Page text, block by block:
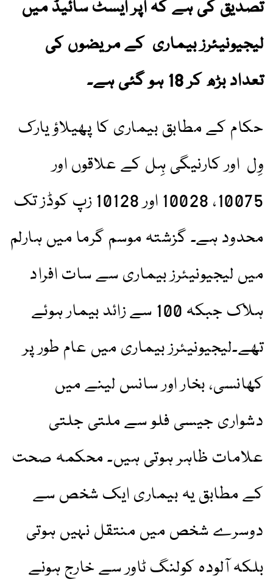
تصدیق کی ہے کہ اپر ایسٹ سائیڈ میں
لیجیونیئرز بیماری کے مریضوں کی
تعداد بڑھ کر 18 ہو گئی ہے۔
حکام کے مطابق بیماری کا پھیلاؤ یارک
وِل اور کارنیگی ہِل کے علاقوں اور
10075، 10028 اور 10128 زپ کوڈز تک
محدود ہے۔ گزشتہ موسم گرما میں ہارلم
میں لیجیونیئرز بیماری سے سات افراد
ہلاک جبکہ 100 سے زائد بیمار ہوئے
تھے۔لیجیونیئرز بیماری میں عام طور پر
کھانسی، بخار اور سانس لینے میں
دشواری جیسی فلو سے ملتی جلتی
علامات ظاہر ہوتی ہیں۔ محکمہ صحت
کے مطابق یہ بیماری ایک شخص سے
دوسرے شخص میں منتقل نہیں ہوتی
بلکہ آلودہ کولنگ ٹاور سے خارج ہونے